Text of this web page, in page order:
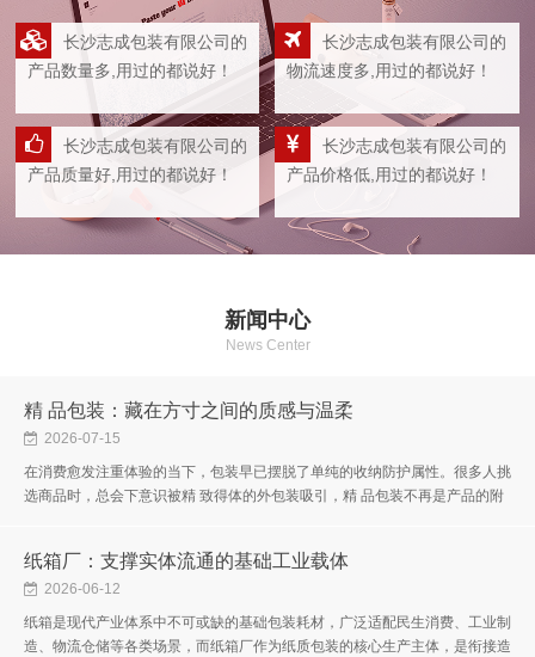
长沙志成包装有限公司的
产品数量多,用过的都说好！
长沙志成包装有限公司的
物流速度多,用过的都说好！
长沙志成包装有限公司的
产品质量好,用过的都说好！
长沙志成包装有限公司的
产品价格低,用过的都说好！
新闻中心
News Center
精 品包装：藏在方寸之间的质感与温柔
2026-07-15
在消费愈发注重体验的当下，包装早已摆脱了单纯的收纳防护属性。很多人挑
选商品时，总会下意识被精 致得体的外包装吸引，精 品包装不再是产品的附
纸箱厂：支撑实体流通的基础工业载体
2026-06-12
纸箱是现代产业体系中不可或缺的基础包装耗材，广泛适配民生消费、工业制
造、物流仓储等各类场景，而纸箱厂作为纸质包装的核心生产主体，是衔接造